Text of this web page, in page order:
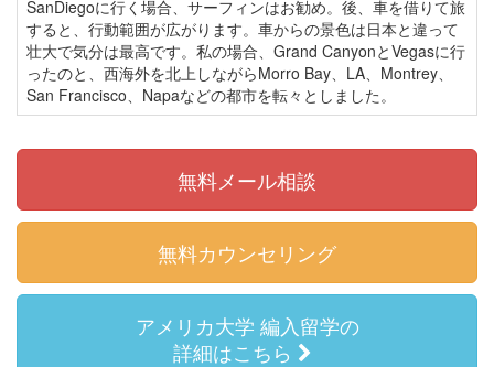
SanDiegoに行く場合、サーフィンはお勧め。後、車を借りて旅
すると、行動範囲が広がります。車からの景色は日本と違って
壮大で気分は最高です。私の場合、Grand CanyonとVegasに行
ったのと、西海外を北上しながらMorro Bay、LA、Montrey、
San Francisco、Napaなどの都市を転々としました。
無料メール相談
無料カウンセリング
アメリカ大学 編入留学の
詳細はこちら